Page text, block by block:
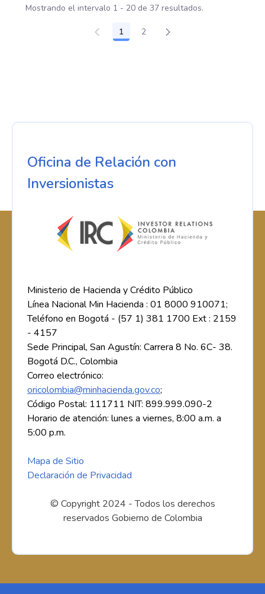
Mostrando el intervalo 1 - 20 de 37 resultados.
Página
1 Página
2
Oficina de Relación con
Inversionistas
Ministerio de Hacienda y Crédito Público
Línea Nacional Min Hacienda : 01 8000 910071;
Teléfono en Bogotá - (57 1) 381 1700 Ext : 2159
- 4157
Sede Principal, San Agustín: Carrera 8 No. 6C- 38.
Bogotá D.C., Colombia
Correo electrónico:
oricolombia@minhacienda.gov.co;
Código Postal: 111711 NIT: 899.999.090-2
Horario de atención: lunes a viernes, 8:00 a.m. a
5:00 p.m.
Mapa de Sitio
Declaración de Privacidad
© Copyright 2024 - Todos los derechos
reservados Gobierno de Colombia